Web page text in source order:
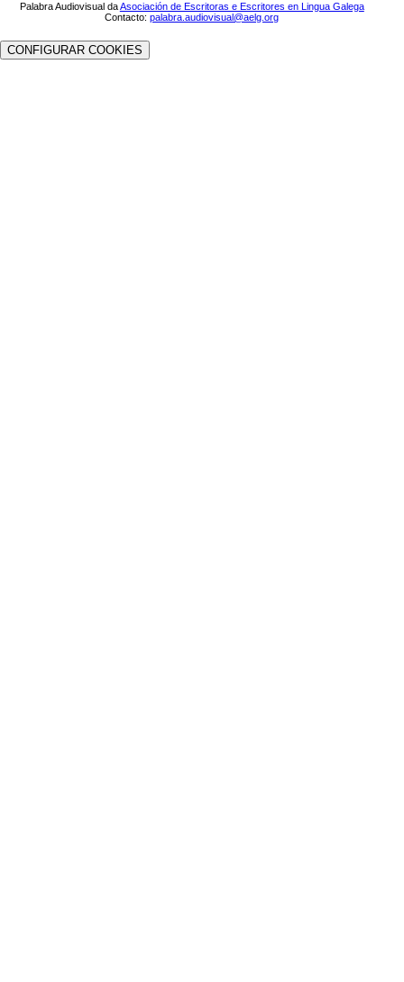
Palabra Audiovisual daAsociación de Escritoras e Escritores en Lingua Galega
Contacto:palabra.audiovisual@aelg.org
CONFIGURAR COOKIES